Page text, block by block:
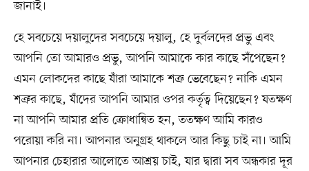
জানাই।
হে সবচেয়ে দয়ালুদের সবচেয়ে দয়ালু, হে দুর্বলদের প্রভু এবং
আপনি তো আমারও প্রভু, আপনি আমাকে কার কাছে সঁপেছেন?
এমন লোকদের কাছে যাঁরা আমাকে শত্রু ভেবেছেন? নাকি এমন
শত্রুর কাছে, যাঁদের আপনি আমার ওপর কর্তৃত্ব দিয়েছেন? যতক্ষণ
না আপনি আমার প্রতি ক্রোধান্বিত হন, ততক্ষণ আমি কারও
পরোয়া করি না। আপনার অনুগ্রহ থাকলে আর কিছু চাই না। আমি
আপনার চেহারার আলোতে আশ্রয় চাই, যার দ্বারা সব অন্ধকার দূর